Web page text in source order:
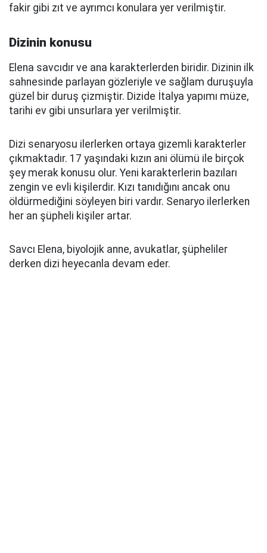
fakir gibi zıt ve ayrımcı konulara yer verilmiştir.
Dizinin konusu
Elena savcıdır ve ana karakterlerden biridir. Dizinin ilk
sahnesinde parlayan gözleriyle ve sağlam duruşuyla
güzel bir duruş çizmiştir. Dizide İtalya yapımı müze,
tarihi ev gibi unsurlara yer verilmiştir.
Dizi senaryosu ilerlerken ortaya gizemli karakterler
çıkmaktadır. 17 yaşındaki kızın ani ölümü ile birçok
şey merak konusu olur. Yeni karakterlerin bazıları
zengin ve evli kişilerdir. Kızı tanıdığını ancak onu
öldürmediğini söyleyen biri vardır. Senaryo ilerlerken
her an şüpheli kişiler artar.
Savcı Elena, biyolojik anne, avukatlar, şüpheliler
derken dizi heyecanla devam eder.